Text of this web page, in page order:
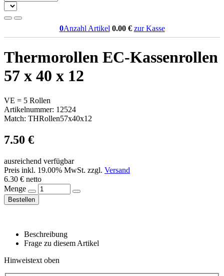
0Anzahl Artikel 0.00€ zur Kasse
Thermorollen EC-Kassenrollen
57 x 40 x 12
VE = 5 Rollen
Artikelnummer: 12524
Match: THRollen57x40x12
7.50 €
ausreichend verfügbar
Preis inkl. 19.00% MwSt. zzgl. Versand
6.30 € netto
Menge
Bestellen
Beschreibung
Frage zu diesem Artikel
Hinweistext oben